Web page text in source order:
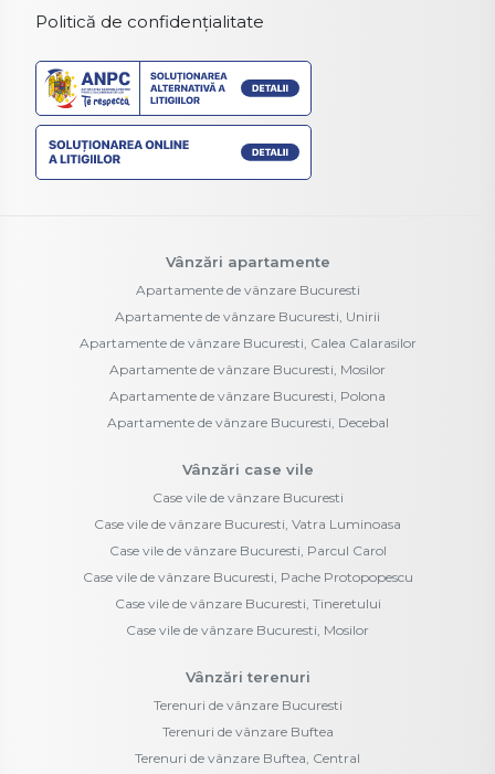
Politică de confidențialitate
Vânzări apartamente
Apartamente de vânzare Bucuresti
Apartamente de vânzare Bucuresti, Unirii
Apartamente de vânzare Bucuresti, Calea Calarasilor
Apartamente de vânzare Bucuresti, Mosilor
Apartamente de vânzare Bucuresti, Polona
Apartamente de vânzare Bucuresti, Decebal
Vânzări case vile
Case vile de vânzare Bucuresti
Case vile de vânzare Bucuresti, Vatra Luminoasa
Case vile de vânzare Bucuresti, Parcul Carol
Case vile de vânzare Bucuresti, Pache Protopopescu
Case vile de vânzare Bucuresti, Tineretului
Case vile de vânzare Bucuresti, Mosilor
Vânzări terenuri
Terenuri de vânzare Bucuresti
Terenuri de vânzare Buftea
Terenuri de vânzare Buftea, Central